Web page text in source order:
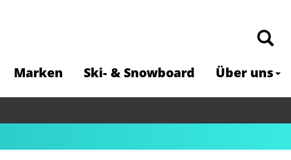
Marken Ski- & Snowboard Über uns